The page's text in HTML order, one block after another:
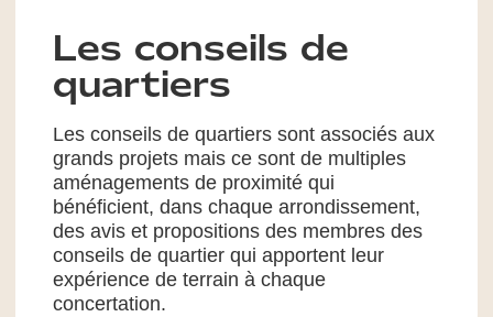
Les conseils de
quartiers
Les conseils de quartiers sont associés aux
grands projets mais ce sont de multiples
aménagements de proximité qui
bénéficient, dans chaque arrondissement,
des avis et propositions des membres des
conseils de quartier qui apportent leur
expérience de terrain à chaque
concertation.